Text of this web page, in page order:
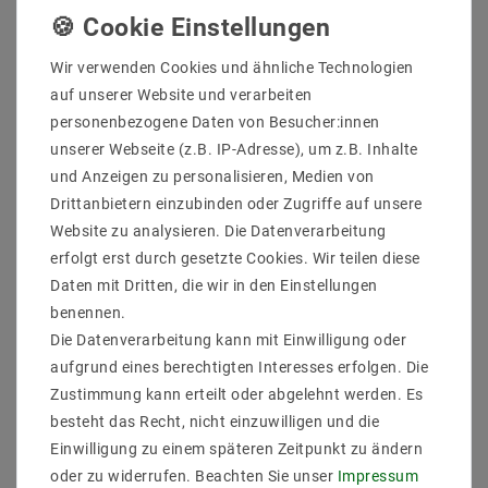
LED-Netzteil im Kunststoffgehäuse mit einem
Eingangsspannungsbereich von 90~264VAC.
Konstantspannungsausgang (C.V.), Schutzklasse
IP67
Hersteller: Mean Well
Artikelnr.: LPV-35-24
Typen: LED-Schaltnetzteil
Beschreibung: LED-Netzteil im Kunststoffgehäuse mit
einem Eingangsspannungsbereich von 90~264VAC.
Konstantspannungsausgang (C.V.), Schutzklasse
IP67
Besonderheiten:
Leistungmax.: 36 W
AbmessungBreitein mm: 40
AbmessungHöhein mm: 30
AbmessungLängein mm: 148
Wir verwenden Cookies und ähnliche Technologien
auf unserer Website und verarbeiten
personenbezogene Daten von Besucher:innen
unserer Webseite (z.B. IP-Adresse), um z.B. Inhalte
und Anzeigen zu personalisieren, Medien von
Drittanbietern einzubinden oder Zugriffe auf unsere
Website zu analysieren. Die Datenverarbeitung
erfolgt erst durch gesetzte Cookies. Wir teilen diese
Daten mit Dritten, die wir in den Einstellungen
benennen.
Die Datenverarbeitung kann mit Einwilligung oder
aufgrund eines berechtigten Interesses erfolgen. Die
Zustimmung kann erteilt oder abgelehnt werden. Es
besteht das Recht, nicht einzuwilligen und die
Einwilligung zu einem späteren Zeitpunkt zu ändern
oder zu widerrufen. Beachten Sie unser Impressum